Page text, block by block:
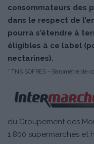
consommateurs des
dans le respect de
pourra s’étendre à
éligibles à ce label
nectarines).
* TNS SOFRES – Baromètre de
du Groupement des
1 800 supermarchés et